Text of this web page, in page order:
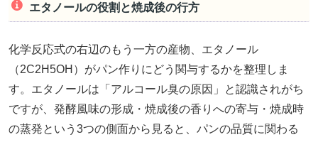
エタノールの役割と焼成後の行方
化学反応式の右辺のもう一方の産物、エタノール
（2C2H5OH）がパン作りにどう関与するかを整理しま
す。エタノールは「アルコール臭の原因」と認識されがち
ですが、発酵風味の形成・焼成後の香りへの寄与・焼成時
の蒸発という3つの側面から見ると、パンの品質に関わる